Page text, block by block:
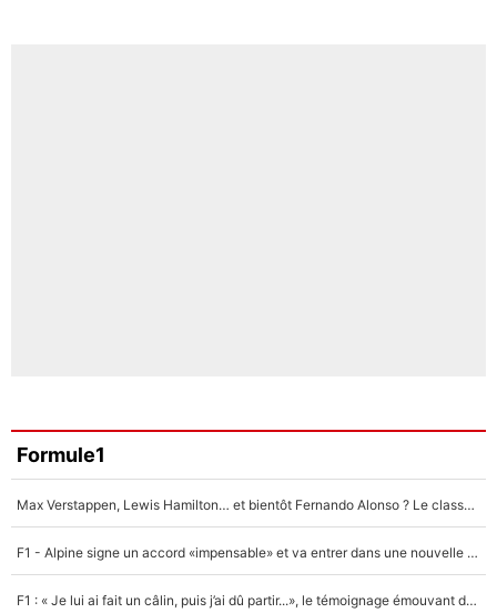
Formule1
Max Verstappen, Lewis Hamilton… et bientôt Fernando Alonso ? Le classement des pilotes les mieux payés en Formule 1 risque de changer !
F1 - Alpine signe un accord «impensable» et va entrer dans une nouvelle dimension : Grande nouvelle pour Pierre Gasly !
F1 : « Je lui ai fait un câlin, puis j’ai dû partir...», le témoignage émouvant de Max Verstappen sur sa fille